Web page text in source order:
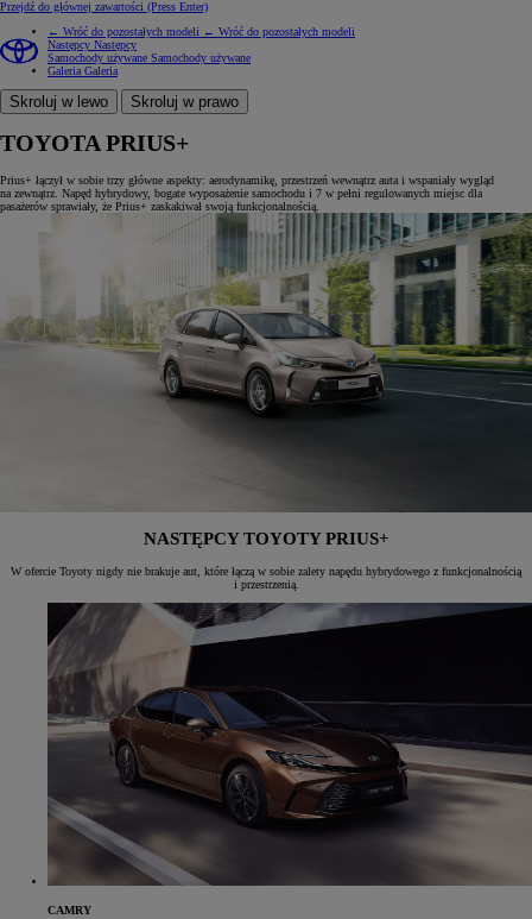
Przejdź do głównej zawartości (Press Enter)
← Wróć do pozostałych modeli ← Wróć do pozostałych modeli
Następcy Następcy
Samochody używane Samochody używane
Galeria Galeria
Skroluj w lewo Skroluj w prawo
TOYOTA PRIUS+
Prius+ łączył w sobie trzy główne aspekty: aerodynamikę, przestrzeń wewnątrz auta i wspaniały wygląd
na zewnątrz. Napęd hybrydowy, bogate wyposażenie samochodu i 7 w pełni regulowanych miejsc dla
pasażerów sprawiały, że Prius+ zaskakiwał swoją funkcjonalnością.
NASTĘPCY TOYOTY PRIUS+
W ofercie Toyoty nigdy nie brakuje aut, które łączą w sobie zalety napędu hybrydowego z funkcjonalnością
i przestrzenią.
CAMRY